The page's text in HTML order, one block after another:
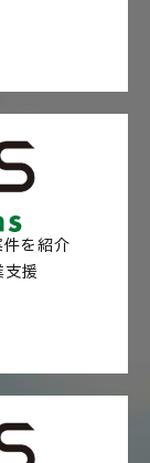
件を紹介
支援